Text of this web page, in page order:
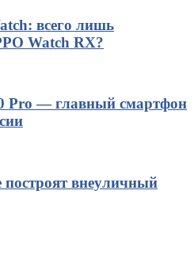
всего лишь
Watch RX?
Pro — главный смартфон
внеуличный